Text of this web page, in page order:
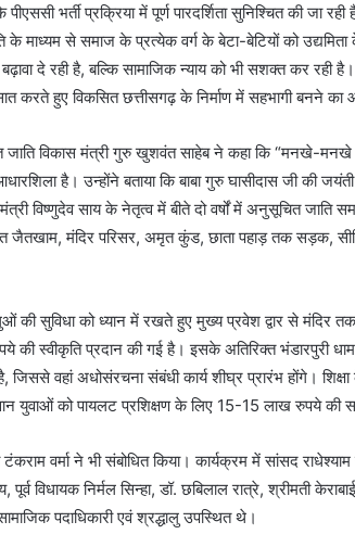
भर्ती प्रक्रिया में पूर्ण पारदर्शिता सुनिश्चित की जा
के माध्यम से समाज के प्रत्येक वर्ग के बेटा-बेटियों को
दे रही है, बल्कि सामाजिक न्याय को भी सशक्त कर रही
करते हुए विकसित छत्तीसगढ़ के निर्माण में सहभागी बनने का
विकास मंत्री गुरु खुशवंत साहेब ने कहा कि “मनखे-मनखे
है। उन्होंने बताया कि बाबा गुरु घासीदास जी की
विष्णुदेव साय के नेतृत्व में बीते दो वर्षों में अनुसूचित जाति
जैतखाम, मंदिर परिसर, अमृत कुंड, छाता पहाड़ तक सड़क,
की सुविधा को ध्यान में रखते हुए मुख्य प्रवेश द्वार से मंदिर
की स्वीकृति प्रदान की गई है। इसके अतिरिक्त भंडारपुरी
जिससे वहां अधोसंरचना संबंधी कार्य शीघ्र प्रारंभ होंगे।
युवाओं को पायलट प्रशिक्षण के लिए 15-15 लाख रुपये की
वर्मा ने भी संबोधित किया। कार्यक्रम में सांसद
विधायक निर्मल सिन्हा, डॉ. छबिलाल रात्रे, श्रीमती
पदाधिकारी एवं श्रद्धालु उपस्थित थे।